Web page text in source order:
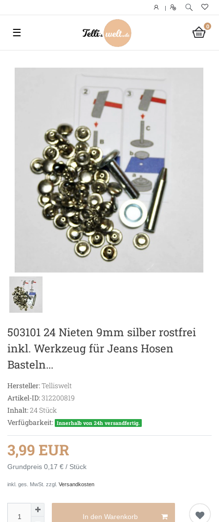
|
0
☰
503101 24 Nieten 9mm silber rostfrei
inkl. Werkzeug für Jeans Hosen
Basteln...
Hersteller:Telliswelt
Artikel-ID:312200819
Inhalt:24Stück
Verfügbarkeit: Innerhalb von 24h versandfertig.
3,99 EUR
Grundpreis 0,17 € / Stück
inkl. ges. MwSt. zzgl. Versandkosten
In den Warenkorb